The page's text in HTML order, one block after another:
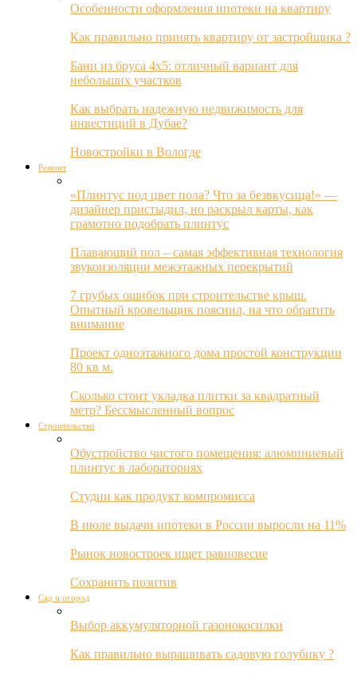
Особенности оформления ипотеки на квартиру
Как правильно принять квартиру от застройщика ?
Бани из бруса 4х5: отличный вариант для
небольших участков
Как выбрать надежную недвижимость для
инвестиций в Дубае?
Новостройки в Вологде
Ремонт
«Плинтус под цвет пола? Что за безвкусица!» —
дизайнер пристыдил, но раскрыл карты, как
грамотно подобрать плинтус
Плавающий пол – самая эффективная технология
звукоизоляции межэтажных перекрытий
7 грубых ошибок при строительстве крыш.
Опытный кровельщик пояснил, на что обратить
внимание
Проект одноэтажного дома простой конструкции
80 кв м.
Сколько стоит укладка плитки за квадратный
метр? Бессмысленный вопрос
Строительство
Обустройство чистого помещения: алюминиевый
плинтус в лабораториях
Студии как продукт компромисса
В июле выдачи ипотеки в России выросли на 11%
Рынок новостроек ищет равновесие
Сохранить позитив
Сад и огород
Выбор аккумуляторной газонокосилки
Как правильно выращивать садовую голубику ?